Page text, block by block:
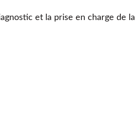
et la prise en charge de